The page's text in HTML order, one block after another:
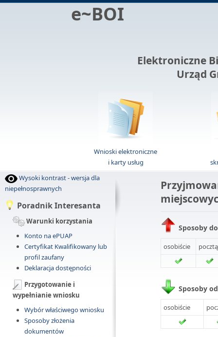
e~BOI
Elektroniczne
Urząd
Wnioski elektroniczne
i karty usług
Wysoki kontrast - wersja dla
niepełnosprawnych
Poradnik Interesanta
Warunki korzystania
Konto na ePUAP
Certyfikat Kwalifikowany lub
profil zaufany
Deklaracja dostępności
Przygotowanie i
wypełnianie wniosku
Wybór właściwego wniosku
Sposoby złożenia
dokumentów
Sposoby
osobiście pocztą
Sposoby
osobiście